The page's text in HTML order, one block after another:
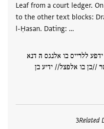
Leaf from a court ledger.
to the other text blocks:
l-Ḥasan. Dating: …
ללרייס בו אלנגס ה דנא
//בן בו אלפצל// ידיע בן
Related
3